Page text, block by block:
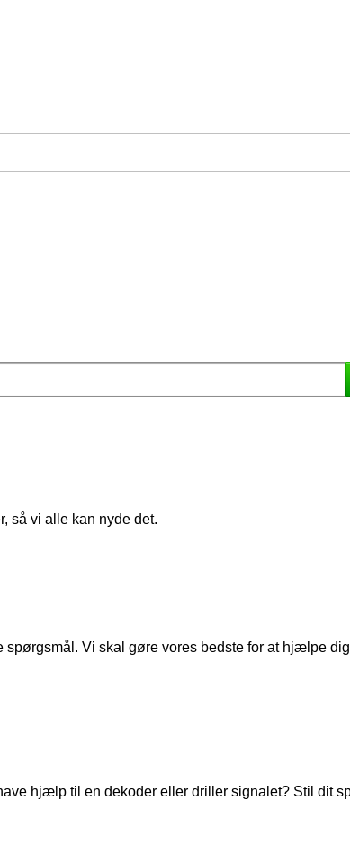
så vi alle kan nyde det.
Vi skal gøre vores bedste for at hjælpe
hjælp til en dekoder eller driller signalet? Stil dit